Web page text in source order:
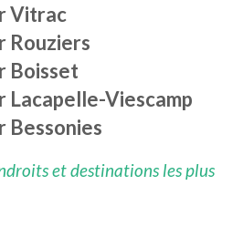
Vitrac
Rouziers
Boisset
Lacapelle-Viescamp
Bessonies
et destinations les plus